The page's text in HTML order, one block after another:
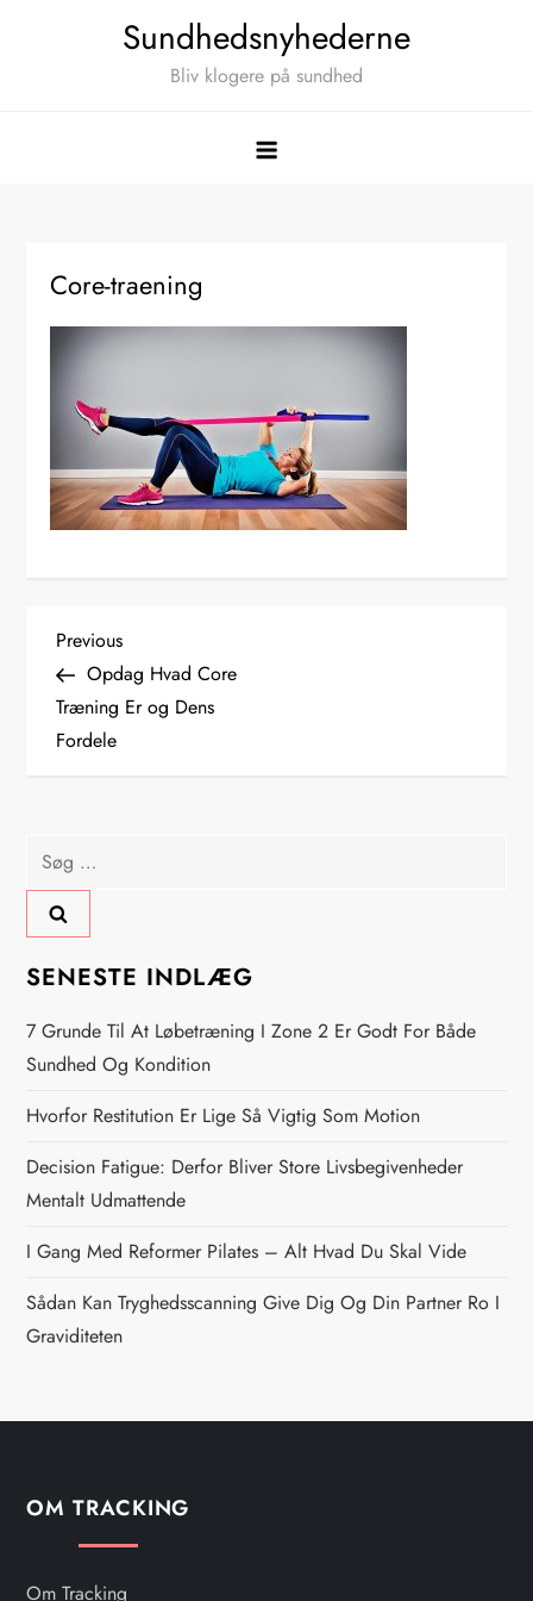
Sundhedsnyhederne
Bliv klogere på sundhed
Core-traening
I
n
d
æ
g
s
n
a
v
i
g
a
i
o
Previous
Post
Previous
Opdag Hvad Core
Træning Er og Dens
Fordele
Søg
efter:
SENESTE INDLÆG
7 Grunde Til At Løbetræning I Zone 2 Er Godt For Både
Sundhed Og Kondition
Hvorfor Restitution Er Lige Så Vigtig Som Motion
Decision Fatigue: Derfor Bliver Store Livsbegivenheder
Mentalt Udmattende
I Gang Med Reformer Pilates – Alt Hvad Du Skal Vide
Sådan Kan Tryghedsscanning Give Dig Og Din Partner Ro I
Graviditeten
OM TRACKING
Om Tracking